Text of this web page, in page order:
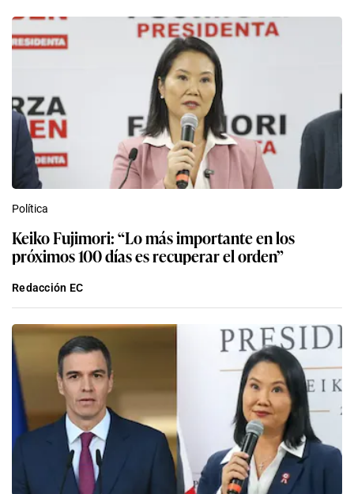
Política
Keiko Fujimori: “Lo más importante en los
próximos 100 días es recuperar el orden”
Redacción EC